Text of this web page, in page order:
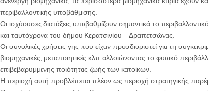
περιβαλλοντικής υποβάθμισης.
Οι ισχύουσες διατάξεις υποβαθμίζουν σημαντικά το
και ταυτόχρονα του δήμου Κερατσινίου – Δραπετσώνας.
Οι συνολικές χρήσεις γης που είχαν προσδιοριστεί για τη
βιομηχανικές, μεταποιητικές κλπ αλλοιώνοντας το φυσικό
επιβεβαρυμμένης ποιότητας ζωής των κατοίκων.
Η περιοχή αυτή προβλέπεται πλέον ως περιοχή στρατηγικής